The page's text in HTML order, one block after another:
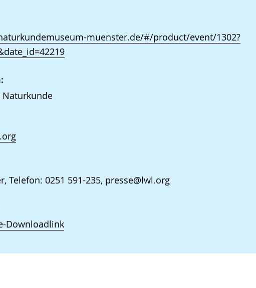
muenster.de/#/product/event/1302?
Naturkunde
Telefon: 0251 591-235, presse@lwl.org
Downloadlink